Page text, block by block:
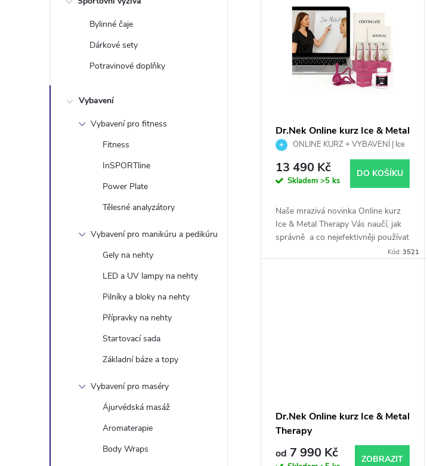
Bylinné čaje
Dárkové sety
Potravinové doplňky
Vybavení
Vybavení pro fitness
Fitness
InSPORTline
Power Plate
Tělesné analyzátory
Vybavení pro manikúru a pedikúru
Gely na nehty
LED a UV lampy na nehty
Pilníky a bloky na nehty
Přípravky na nehty
Startovací sada
Základní báze a topy
Vybavení pro maséry
Ájurvédská masáž
Aromaterapie
Body Wraps
u
Dr.Nek Online kurz Ice & Metal
Therapy včetně vybavení -
tištěná varianta
ONLINE KURZ + VYBAVENÍ | Ice
& Metal Therapy | Tištěná varianta
13 490 Kč
Skladem >5 ks
DO KOŠÍKU
Naše mrazivá novinka Online kurz
Ice & Metal Therapy Vás naučí, jak
správně a co nejefektivněji používat
nástroje a aplikovat speciální směs
Kód:3521
Dr.Nek Online kurz Ice & Metal
Therapy
od 7 990 Kč ZOBRAZIT